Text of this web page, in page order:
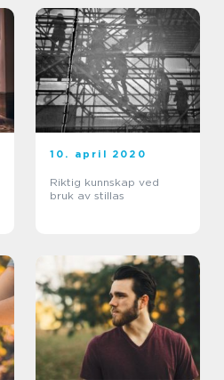
10. april 2020
Riktig kunnskap ved
bruk av stillas